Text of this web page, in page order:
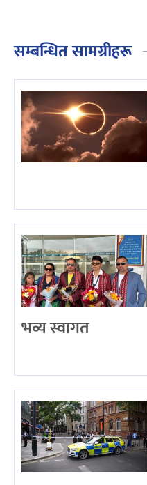
सम्बन्धित सामग्रीहरू
भव्य स्वागत